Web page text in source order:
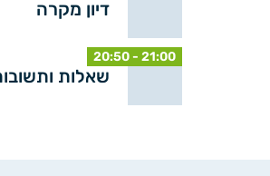
דיון מקרה
20:50 - 21:00
שאלות